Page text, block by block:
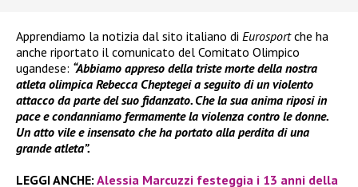
Apprendiamo la notizia dal sito italiano di Eurosportche ha
anche riportato il comunicato del Comitato Olimpico
ugandese: “Abbiamo appreso della triste morte della nostra
atleta olimpica Rebecca Cheptegei a seguito di un violento
attacco da parte del suo fidanzato. Che la sua anima riposi in
pace e condanniamo fermamente la violenza contro le donne.
Un atto vile e insensato che ha portato alla perdita di una
grande atleta”.
LEGGI ANCHE: Alessia Marcuzzi festeggia i 13 anni della